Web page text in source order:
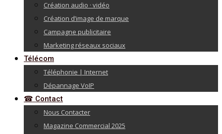
Création audio · vidéo
Création d’image de marque
Campagne publicitaire
Marketing réseaux sociaux
Télécom
Téléphonie | Internet
Dépannage VoIP
☎ Contact
Nous Contacter
Magazine Commercial 2025